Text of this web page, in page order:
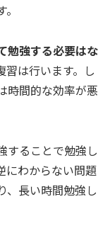
勉強する必要はな
習は行います。し
時間的な効率が悪
することで勉強し
にわからない問題
、長い時間勉強し